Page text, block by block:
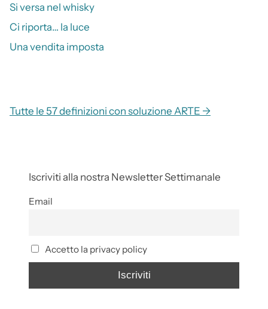
Si versa nel whisky
Ci riporta… la luce
Una vendita imposta
Tutte le 57 definizioni con soluzione ARTE →
Iscriviti alla nostra Newsletter Settimanale
Email
Accetto la privacy policy